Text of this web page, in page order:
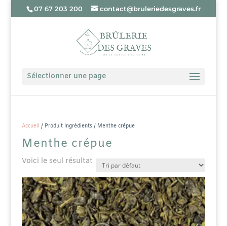
07 67 203 200 contact@bruleriedesgraves.fr
Sélectionner une page
Accueil / Produit Ingrédients / Menthe crépue
Menthe crépue
Voici le seul résultat